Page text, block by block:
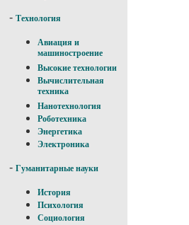
- Технология
Авиация и
машиностроение
Высокие технологии
Вычислительная
техника
Нанотехнология
Роботехника
Энергетика
Электроника
- Гуманитарные науки
История
Психология
Социология